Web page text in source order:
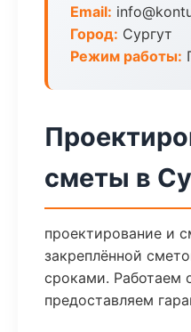
Email:
Город: Сургут
Режим работы:
сметы в
проектирование и
закреплённой
сроками. Работаем
предоставляем